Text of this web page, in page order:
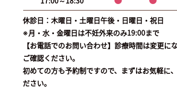
休診日：木曜日・土曜日午後・日曜日・祝日
※月・水・金曜日は不妊外来のみ19:00まで
【お電話でのお問い合わせ】診療時間は変更
ご確認ください。
初めての方も予約制ですので、まずはお気軽に
ださい。